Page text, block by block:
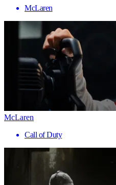
McLaren
McLaren
Call of Duty